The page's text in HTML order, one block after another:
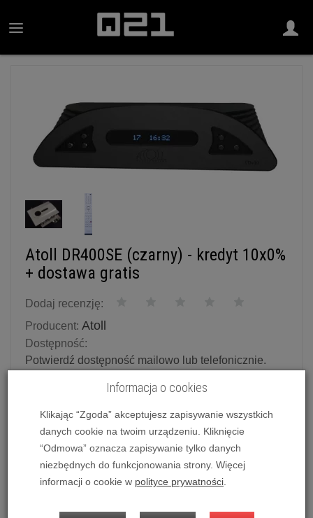
Atoll DR400SE (czarny) - kredyt 10x0%
+ dostawa gratis
Dodaj recenzję:
Producent: Atoll
Dostępność:
Potwierdź dostępność mailowo lub telefonicznie.
Powiadom o dostępności
Historia ceny
Informacja o cookies
Klikając “Zgoda” akceptujesz zapisywanie wszystkich
danych cookie na twoim urządzeniu. Kliknięcie
“Odmowa” oznacza zapisywanie tylko danych
niezbędnych do funkcjonowania strony. Więcej
informacji o cookie w polityce prywatności.